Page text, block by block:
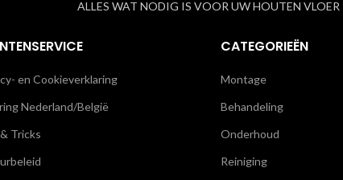
ALLES WAT NODIG IS VOOR UW HOUTEN VLOER
en Cookieverklaring
Nederland/België
Tricks
CATEGORIEËN
Montage
Behandeling
Onderhoud
Reiniging